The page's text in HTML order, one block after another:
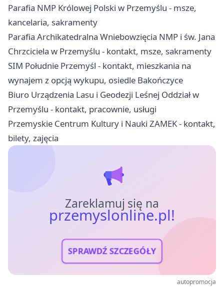
Parafia NMP Królowej Polski w Przemyślu - msze,
kancelaria, sakramenty
Parafia Archikatedralna Wniebowzięcia NMP i św. Jana
Chrzciciela w Przemyślu - kontakt, msze, sakramenty
SIM Południe Przemyśl - kontakt, mieszkania na
wynajem z opcją wykupu, osiedle Bakończyce
Biuro Urządzenia Lasu i Geodezji Leśnej Oddział w
Przemyślu - kontakt, pracownie, usługi
Przemyskie Centrum Kultury i Nauki ZAMEK - kontakt,
bilety, zajęcia
Zareklamuj się na
przemyslonline.pl!
SPRAWDŹ SZCZEGÓŁY
autopromocja